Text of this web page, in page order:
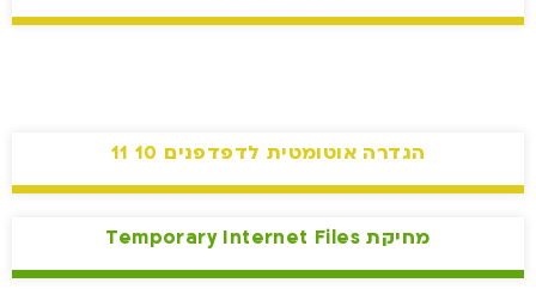
הגדרה אוטומטית לדפדפנים 10 11
מחיקת Temporary Internet Files